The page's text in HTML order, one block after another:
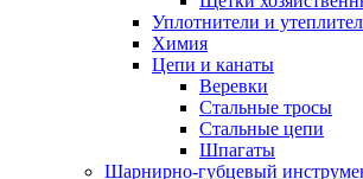
Уплотнители и
Химия
Цепи и канаты
Веревки
Стальные тросы
Стальные цепи
Шпагаты
Шарнирно-губцевый